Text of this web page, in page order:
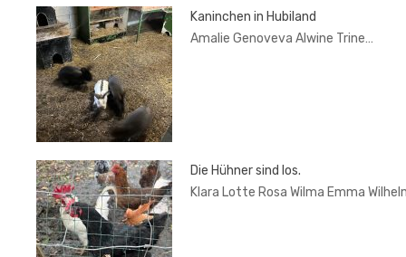
Kaninchen in Hubiland
Amalie Genoveva Alwine Trine…
Die Hühner sind los.
Klara Lotte Rosa Wilma Emma